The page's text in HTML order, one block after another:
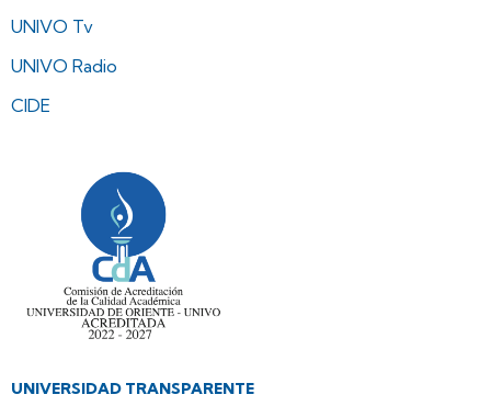
UNIVO Tv
UNIVO Radio
CIDE
UNIVERSIDAD TRANSPARENTE